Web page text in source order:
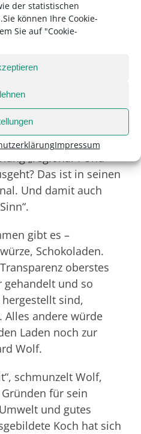
der statistischen
können Ihre Cookie-
Sie auf "Cookie-
Impressum
Produkte
die Definition von
Wolf keine
Deswegen weiß der
Laden als „radikal
das darf bestenfalls
60 Kilometern
von bis zu 80
schon nur noch die
„regional“. Und
Das ist in seinen
Und damit auch
gibt es –
Schokoladen.
oberstes
gehandelt und so
sind,
Alles andere würde
Laden noch zur
Wolf.
schmunzelt Wolf,
für sein
und gutes
Koch hat sich